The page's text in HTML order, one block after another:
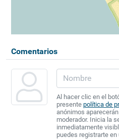
Comentarios
Al hacer clic en el
presente política de
anónimos
moderador. Inicia la
inmediatamente
puedes registrarte